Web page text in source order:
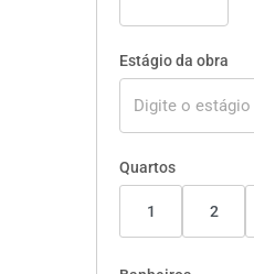
Estágio da obra
Quartos
1 2